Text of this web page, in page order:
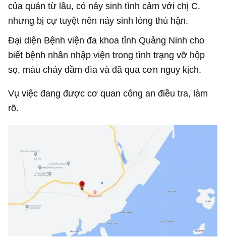
của quán từ lâu, có nảy sinh tình cảm với chị C.
nhưng bị cự tuyệt nên nảy sinh lòng thù hận.
Đại diện Bệnh viện đa khoa tỉnh Quảng Ninh cho
biết bệnh nhân nhập viện trong tình trạng vỡ hộp
sọ, máu chảy đầm đìa và đã qua cơn nguy kịch.
Vụ việc đang được cơ quan công an điều tra, làm
rõ.